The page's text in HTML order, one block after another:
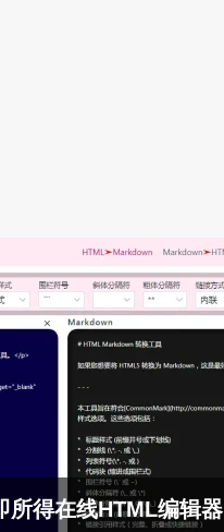
所得在线HTML编辑器